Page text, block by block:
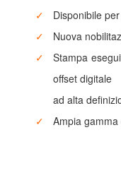
calendario
Disponibile
Nuova
Stampa
offset digitale
ad alta
Ampia